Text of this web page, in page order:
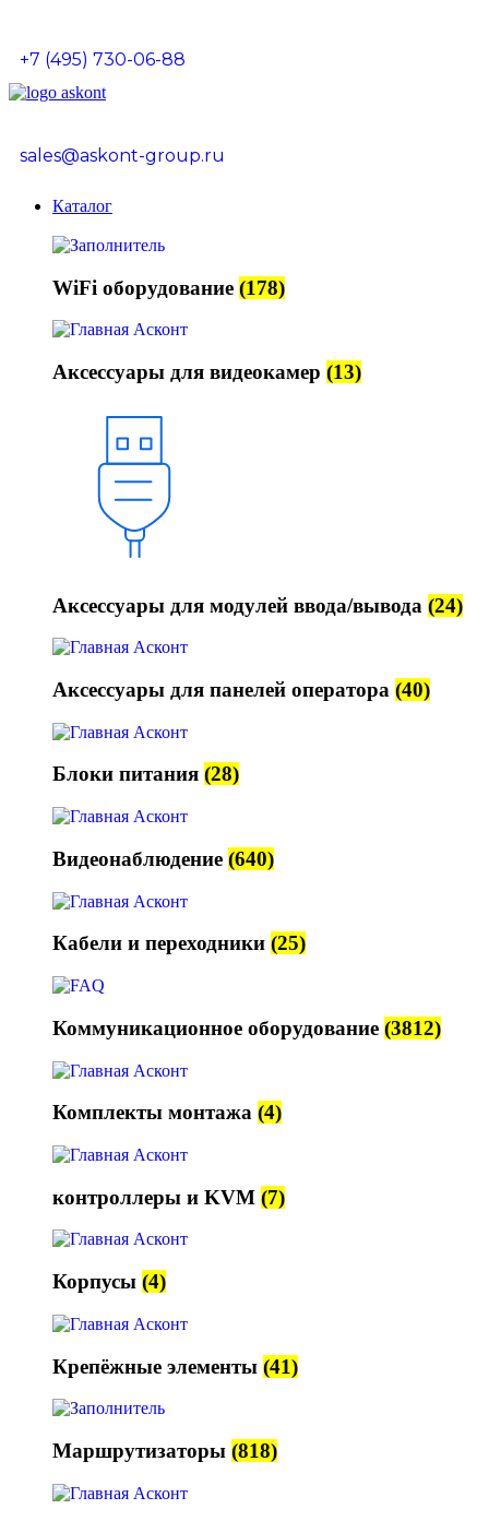
+7 (495) 730-06-88
sales@askont-group.ru
Каталог
WiFi оборудование (178)
Аксессуары для видеокамер (13)
Аксессуары для модулей ввода/вывода (24)
Аксессуары для панелей оператора (40)
Блоки питания (28)
Видеонаблюдение (640)
Кабели и переходники (25)
Коммуникационное оборудование (3812)
Комплекты монтажа (4)
контроллеры и KVM (7)
Корпусы (4)
Крепёжные элементы (41)
Маршрутизаторы (818)